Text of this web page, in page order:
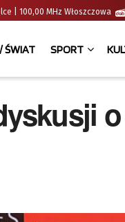
| 100,00 MHz Włoszczowa
ŚWIAT SPORT